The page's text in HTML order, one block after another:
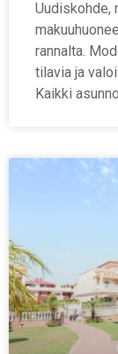
Uudiskohde,
rannalta.
tilavia ja
Kaikki